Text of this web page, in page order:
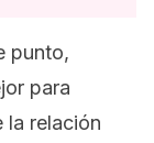
punto,
para
la relación